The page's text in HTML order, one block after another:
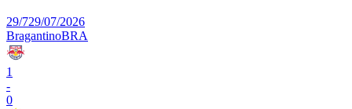
29/729/07/2026
BragantinoBRA
1
-
0